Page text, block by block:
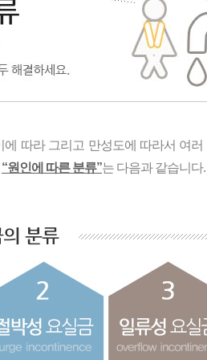
에 따라 그리고 만성도에 따라서 여
“원인에 따른 분류”는 다음과 같습니다.